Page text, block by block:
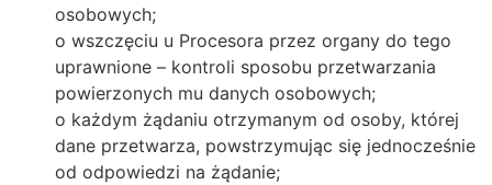
osobowych;
o wszczęciu u Procesora przez organy do tego
uprawnione – kontroli sposobu przetwarzania
powierzonych mu danych osobowych;
o każdym żądaniu otrzymanym od osoby, której
dane przetwarza, powstrzymując się jednocześnie
od odpowiedzi na żądanie;